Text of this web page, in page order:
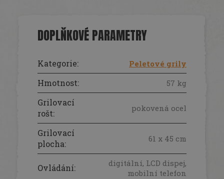
DOPLŇKOVÉ PARAMETRY
Kategorie: Peletové grily
Hmotnost: 57 kg
Grilovací
rošt: pokovená ocel
Grilovací
plocha: 61 x 45 cm
Ovládání:
digitální, LCD dispej,
mobilní telefon